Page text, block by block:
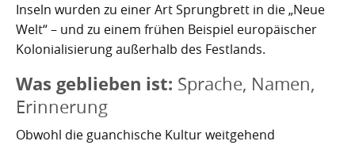
Inseln wurden zu einer Art Sprungbrett in die „Neue
Welt“ – und zu einem frühen Beispiel europäischer
Kolonialisierung außerhalb des Festlands.
Was geblieben ist: Sprache, Namen,
Erinnerung
Obwohl die guanchische Kultur weitgehend